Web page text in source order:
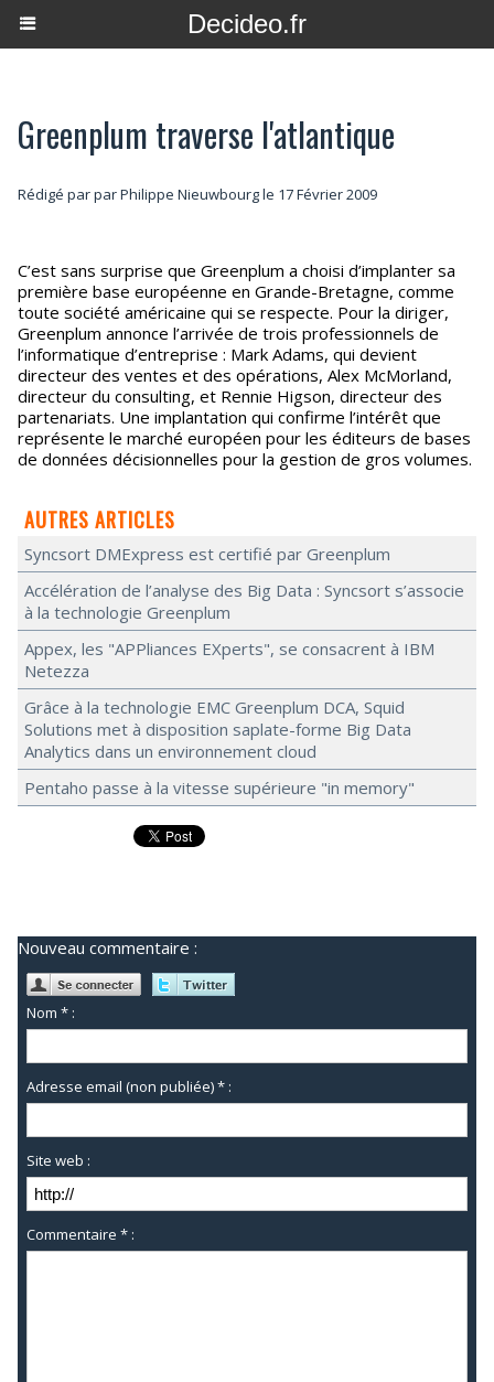
Decideo.fr
Greenplum traverse l'atlantique
Rédigé par par Philippe Nieuwbourg le 17 Février 2009
C’est sans surprise que Greenplum a choisi d’implanter sa
première base européenne en Grande-Bretagne, comme
toute société américaine qui se respecte. Pour la diriger,
Greenplum annonce l’arrivée de trois professionnels de
l’informatique d’entreprise : Mark Adams, qui devient
directeur des ventes et des opérations, Alex McMorland,
directeur du consulting, et Rennie Higson, directeur des
partenariats. Une implantation qui confirme l’intérêt que
représente le marché européen pour les éditeurs de bases
de données décisionnelles pour la gestion de gros volumes.
AUTRES ARTICLES
Syncsort DMExpress est certifié par Greenplum
Accélération de l’analyse des Big Data : Syncsort s’associe
à la technologie Greenplum
Appex, les "APPliances EXperts", se consacrent à IBM
Netezza
Grâce à la technologie EMC Greenplum DCA, Squid
Solutions met à disposition saplate-forme Big Data
Analytics dans un environnement cloud
Pentaho passe à la vitesse supérieure "in memory"
Nouveau commentaire :
Nom * :
Adresse email (non publiée) * :
Site web :
Commentaire * :